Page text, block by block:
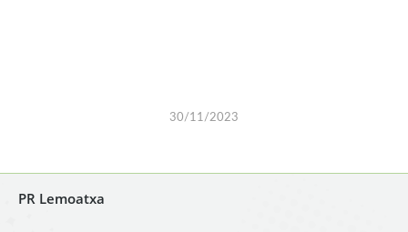
30/11/2023
PR Lemoatxa